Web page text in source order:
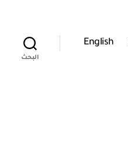
English
البحث